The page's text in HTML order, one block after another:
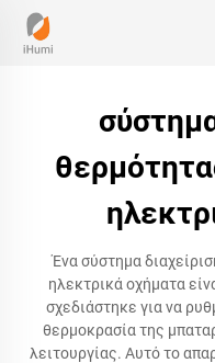
Ένα σύστημα
ηλεκτρικά οχήματα
σχεδιάστηκε για να
θερμοκρασία της
λειτουργίας. Αυτό το